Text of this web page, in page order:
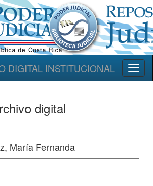
DIGITAL INSTITUCIONAL
digital